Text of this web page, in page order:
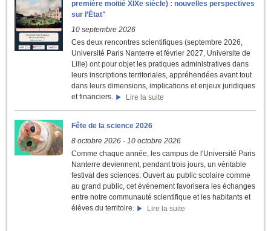
première moitié XIXe siècle) : nouvelles perspectives
sur l’État"
10 septembre 2026
Ces deux rencontres scientifiques (septembre 2026,
Université Paris Nanterre et février 2027, Universite de
Lille) ont pour objet les pratiques administratives dans
leurs inscriptions territoriales, appréhendées avant tout
dans leurs dimensions, implications et enjeux juridiques
et financiers.
Lire la suite
Fête de la science 2026
8 octobre 2026 - 10 octobre 2026
Comme chaque année, les campus de l'Université Paris
Nanterre deviennent, pendant trois jours, un véritable
festival des sciences. Ouvert au public scolaire comme
au grand public, cet événement favorisera les échanges
entre notre communauté scientifique et les habitants et
élèves du territoire.
Lire la suite